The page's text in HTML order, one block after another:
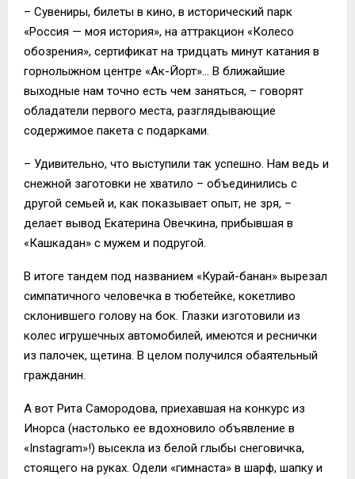
– Сувениры, билеты в кино, в исторический парк
«Россия — моя история», на аттракцион «Колесо
обозрения», сертификат на тридцать минут катания в
горнолыжном центре «Ак-Йорт»… В ближайшие
выходные нам точно есть чем заняться, – говорят
обладатели первого места, разглядывающие
содержимое пакета с подарками.
– Удивительно, что выступили так успешно. Нам ведь и
снежной заготовки не хватило – объединились с
другой семьей и, как показывает опыт, не зря, –
делает вывод Екатерина Овечкина, прибывшая в
«Кашкадан» с мужем и подругой.
В итоге тандем под названием «Курай-банан» вырезал
симпатичного человечка в тюбетейке, кокетливо
склонившего голову на бок. Глазки изготовили из
колес игрушечных автомобилей, имеются и реснички
из палочек, щетина. В целом получился обаятельный
гражданин.
А вот Рита Самородова, приехавшая на конкурс из
Инорса (настолько ее вдохновило объявление в
«Instagram»!) высекла из белой глыбы снеговичка,
стоящего на руках. Одели «гимнаста» в шарф, шапку и